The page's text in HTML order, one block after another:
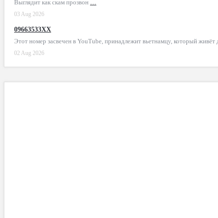
Выглядит как скам прозвон …
03 Aug 2026
09663533XX
Этот номер засвечен в YouTube, принадлежит вьетнамцу, который живёт
02 Aug 2026